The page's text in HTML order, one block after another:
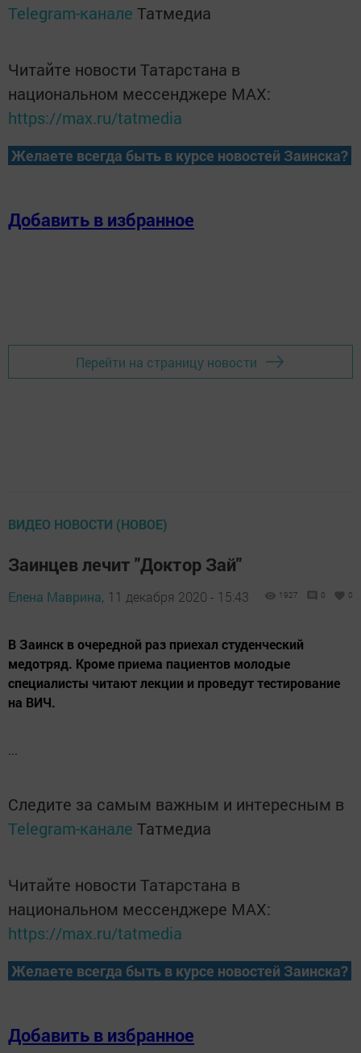
Telegram-канале Татмедиа
Читайте новости Татарстана в
национальном мессенджере MАХ:
https://max.ru/tatmedia
Желаете всегда быть в курсе новостей Заинска?
Добавить в избранное
Перейти на страницу новости
ВИДЕО НОВОСТИ (НОВОЕ)
Заинцев лечит "Доктор Зай"
Елена Маврина, 11 декабря 2020 - 15:43 1927 0 0
В Заинск в очередной раз приехал студенческий
медотряд. Кроме приема пациентов молодые
специалисты читают лекции и проведут тестирование
на ВИЧ.
...
Следите за самым важным и интересным в
Telegram-канале Татмедиа
Читайте новости Татарстана в
национальном мессенджере MАХ:
https://max.ru/tatmedia
Желаете всегда быть в курсе новостей Заинска?
Добавить в избранное